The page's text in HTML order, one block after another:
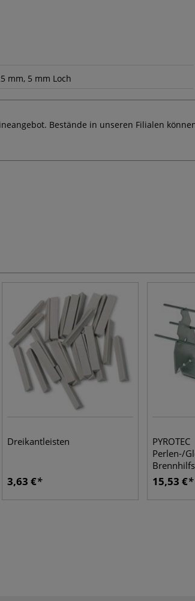
mm, 5 mm Loch
Bestände in unseren Filialen
Dreikantleisten
3,63 €
PYROTEC
Perlen-/
15,53 €